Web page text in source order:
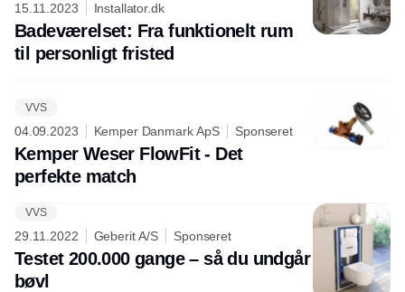
15.11.2023 Installator.dk
Badeværelset: Fra funktionelt rum
til personligt fristed
VVS
04.09.2023 Kemper Danmark ApS Sponseret
Kemper Weser FlowFit - Det
perfekte match
VVS
29.11.2022 Geberit A/S Sponseret
Testet 200.000 gange – så du undgår
bøvl